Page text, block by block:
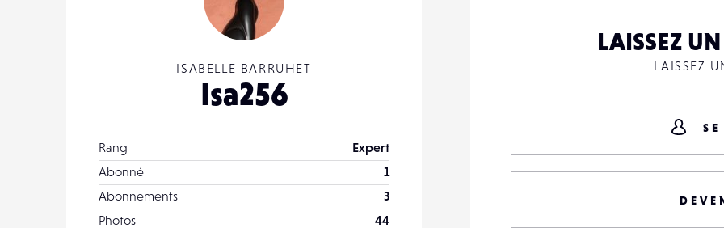
ISABELLE BARRUHET
Isa256
Rang
Expert
Abonné
1
Abonnements
3
Photos
44
LAISSEZ
LAISSEZ